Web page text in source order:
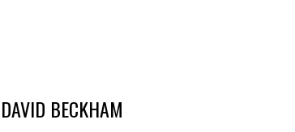
DAVID BECKHAM